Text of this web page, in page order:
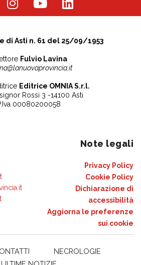
di Asti n. 61 del 25/09/1953
Fulvio Lavina
Editrice OMNIA S.r.l.
Rossi 3 -14100 Asti
00080200058
Note legali
Privacy Policy
Cookie Policy
Dichiarazione di
accessibilità
Aggiorna le preferenze
sui cookie
NECROLOGIE